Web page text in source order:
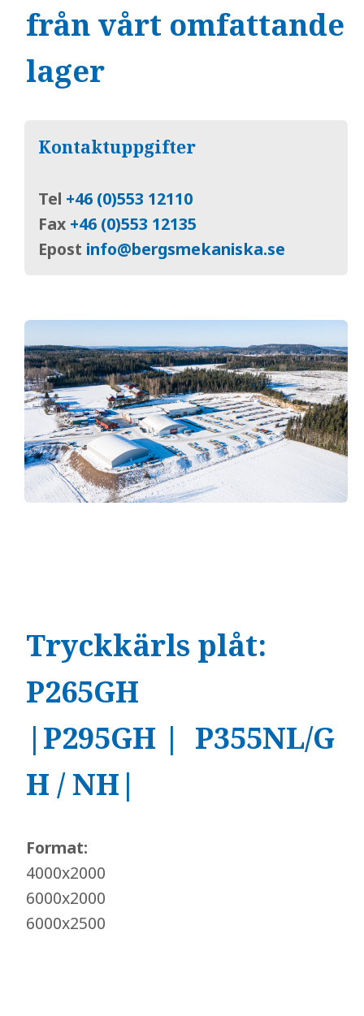
från vårt omfattande
lager
Kontaktuppgifter
Tel +46 (0)553 12110
Fax +46 (0)553 12135
Epost info@bergsmekaniska.se
Tryckkärls plåt:
P265GH
|P295GH | P355NL/G
H / NH|
Format:
4000x2000
6000x2000
​​​​​​​6000x2500